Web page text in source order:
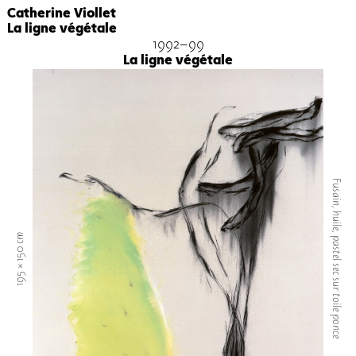
Catherine Viollet
La ligne végétale
1992-99
La ligne végétale
Fusain, huile, pastel sec sur toile ponce
195 × 150 cm